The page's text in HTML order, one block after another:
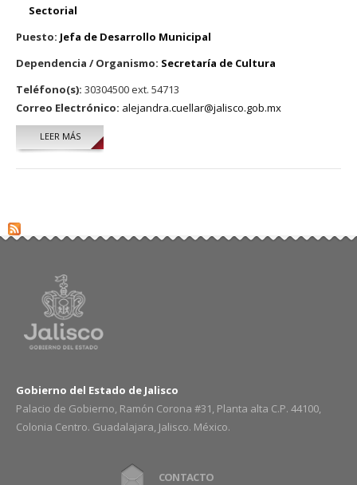
Sectorial
Puesto: Jefa de Desarrollo Municipal
Dependencia / Organismo: Secretaría de Cultura
Teléfono(s): 30304500 ext. 54713
Correo Electrónico: alejandra.cuellar@jalisco.gob.mx
LEER MÁSSOBRE ALEJANDRA LÓPEZ CUELLAR
Gobierno del Estado de Jalisco
Palacio de Gobierno, Ramón Corona #31, Planta alta C.P. 44100,
Colonia Centro. Guadalajara, Jalisco. México.
CONTACTO